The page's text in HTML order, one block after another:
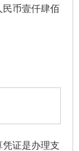
民币壹仟肆佰
证是办理支